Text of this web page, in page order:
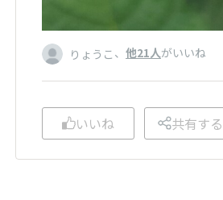
りょうこ 、 他21人がいいね
いいね 共有する